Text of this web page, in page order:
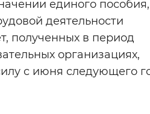
единого
деятельности
полученных в период
организациях,
с июня следующего